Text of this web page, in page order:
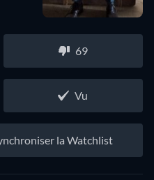
69
Vu
la Watchlist